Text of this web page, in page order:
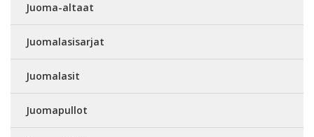
Juoma-altaat
Juomalasisarjat
Juomalasit
Juomapullot